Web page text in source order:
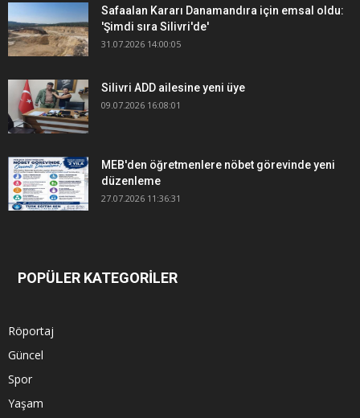
Safaalan Kararı Danamandıra için emsal oldu:
'Şimdi sıra Silivri'de'
31.07.2026 14:00:05
Silivri ADD ailesine yeni üye
09.07.2026 16:08:01
MEB'den öğretmenlere nöbet görevinde yeni
düzenleme
27.07.2026 11:36:31
POPÜLER KATEGORİLER
Röportaj
Güncel
Spor
Yaşam